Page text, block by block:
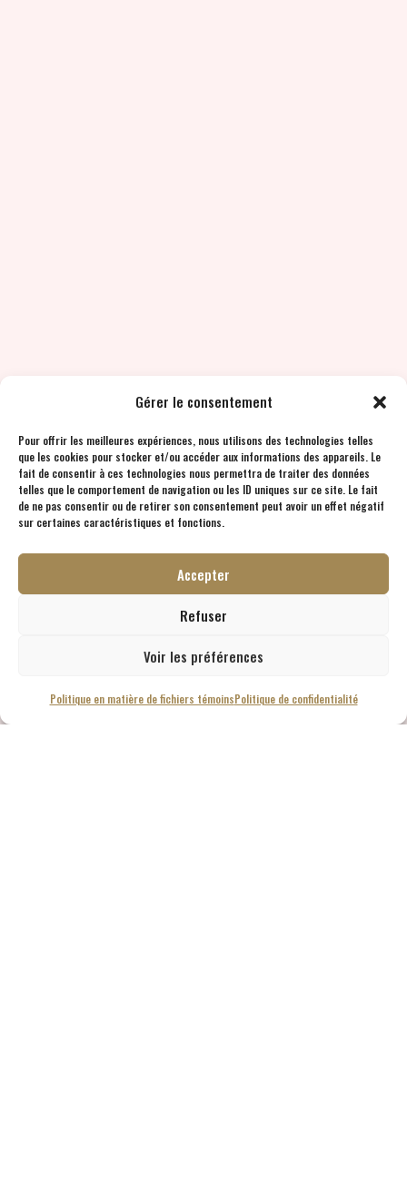
Gérer le consentement
Pour offrir les meilleures expériences, nous utilisons des technologies telles
que les cookies pour stocker et/ou accéder aux informations des appareils. Le
fait de consentir à ces technologies nous permettra de traiter des données
telles que le comportement de navigation ou les ID uniques sur ce site. Le fait
de ne pas consentir ou de retirer son consentement peut avoir un effet négatif
sur certaines caractéristiques et fonctions.
Accepter
Refuser
Voir les préférences
Politique en matière de fichiers témoinsPolitique de confidentialité